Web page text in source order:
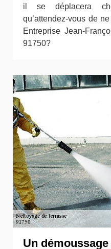
il se déplacera
qu’attendez-vous de
Entreprise Jean-
91750?
Un